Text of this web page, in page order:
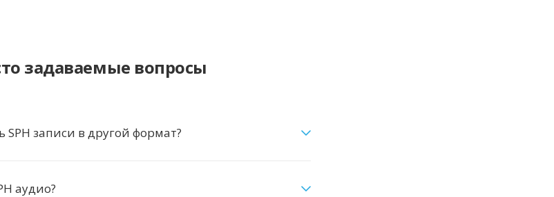
задаваемые вопросы
записи в другой формат?
аудио?